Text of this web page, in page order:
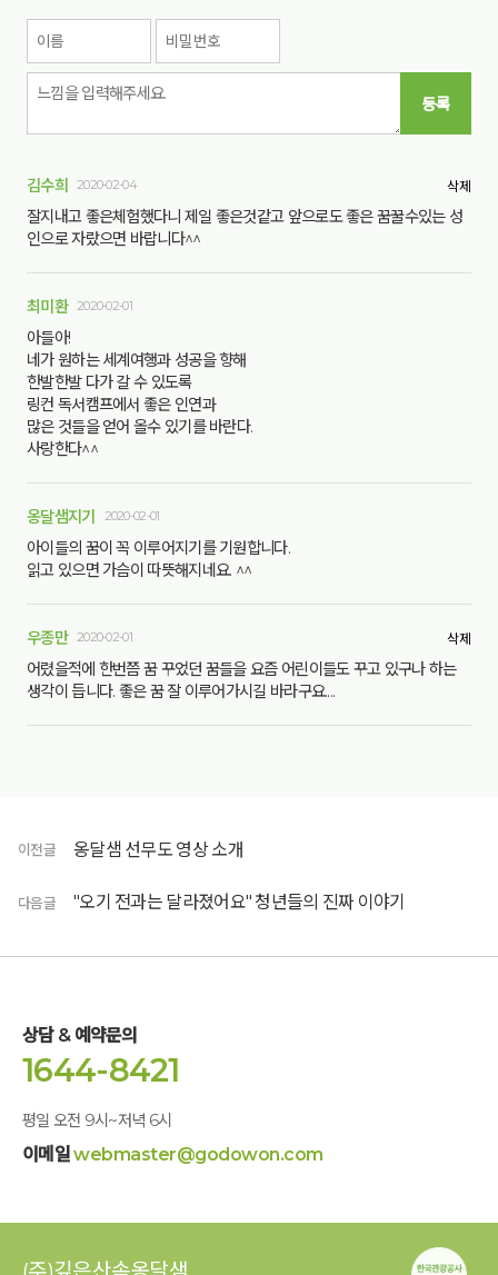
등록
김수희 2020-02-04 삭제
잘지내고 좋은체험했다니 제일 좋은것같고 앞으로도 좋은 꿈꿀수있는 성
인으로 자랐으면 바랍니다^^
최미환 2020-02-01
아들아!
네가 원하는 세계여행과 성공을 향해
한발한발 다가 갈 수 있도록
링컨 독서캠프에서 좋은 인연과
많은 것들을 얻어 올수 있기를 바란다.
사랑한다^^
옹달샘지기 2020-02-01
아이들의 꿈이 꼭 이루어지기를 기원합니다.
읽고 있으면 가슴이 따뜻해지네요. ^^
우종만 2020-02-01 삭제
어렸을적에 한번쯤 꿈 꾸었던 꿈들을 요즘 어린이들도 꾸고 있구나 하는
생각이 듭니다. 좋은 꿈 잘 이루어가시길 바라구요....
이전글 옹달샘 선무도 영상 소개
"오기 전과는 달라졌어요" 청년들의 진짜 이야기
다음글
상담 & 예약문의
1644-8421
평일 오전 9시~저녁 6시
이메일webmaster@godowon.com